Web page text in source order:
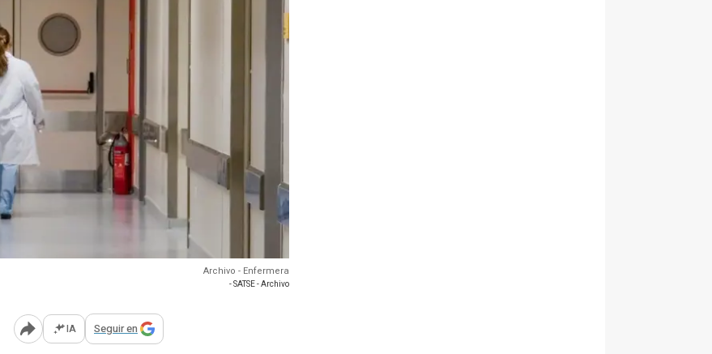
Archivo - Enfermera
- SATSE - Archivo
Abrir opciones para compartir
IA Seguir en